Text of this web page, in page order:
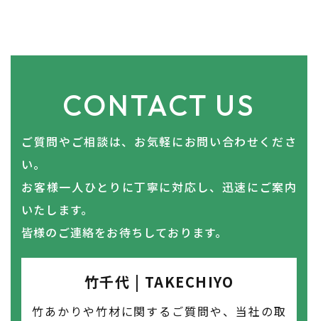
CONTACT US
ご質問やご相談は、お気軽にお問い合わせくださ
い。
​​​​​​​お客様一人ひとりに丁寧に対応し、迅速にご案内
いたします。
皆様のご連絡をお待ちしております。
竹千代 | TAKECHIYO
竹あかりや竹材に関するご質問や、当社の取